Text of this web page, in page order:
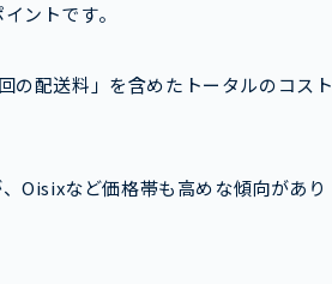
ントです。
の配送料」を含めたトータルのコスト
Oisixなど価格帯も高めな傾向があり